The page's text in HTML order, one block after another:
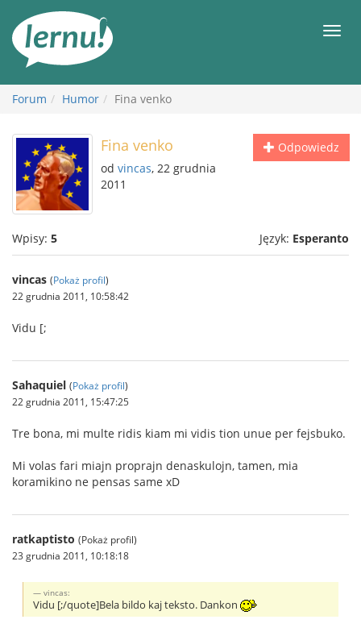
Forum Humor Fina venko
Odpowiedz
Fina venko
od vincas, 22 grudnia
2011
Wpisy: 5 Język: Esperanto
vincas (Pokaż profil)
22 grudnia 2011, 10:58:42
Vidu [;
Sahaquiel (Pokaż profil)
22 grudnia 2011, 15:47:25
Tre bona, mi multe ridis kiam mi vidis tion unue per fejsbuko.
Mi volas fari miajn proprajn denaskulojn, tamen, mia
koramikino ne pensas same xD
ratkaptisto (Pokaż profil)
23 grudnia 2011, 10:18:18
vincas:
Vidu [;/quote]Bela bildo kaj teksto. Dankon